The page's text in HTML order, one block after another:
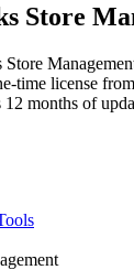
Store
time license
months of